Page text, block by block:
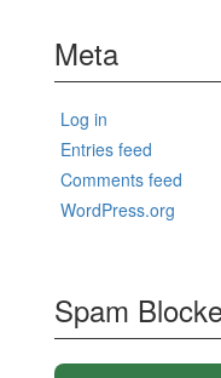
Meta
Log in
Entries feed
Comments feed
WordPress.org
Spam